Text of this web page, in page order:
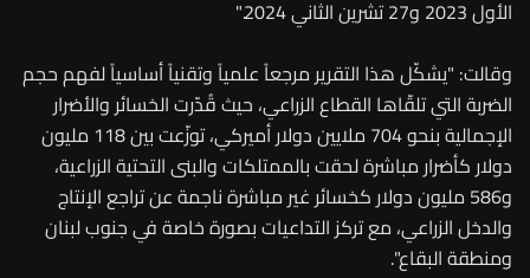
الأول 2023 و27 تشرين الثاني 2024."
وقالت: "يشكّل هذا التقرير مرجعاً علمياً وتقنياً أساسياً لفهم حجم
الضربة التي تلقّاها القطاع الزراعي، حيث قُدّرت الخسائر والأضرار
الإجمالية بنحو 704 ملايين دولار أميركي، توزّعت بين 118 مليون
دولار كأضرار مباشرة لحقت بالممتلكات والبنى التحتية الزراعية،
و586 مليون دولار كخسائر غير مباشرة ناجمة عن تراجع الإنتاج
والدخل الزراعي، مع تركز التداعيات بصورة خاصة في جنوب لبنان
ومنطقة البقاع".